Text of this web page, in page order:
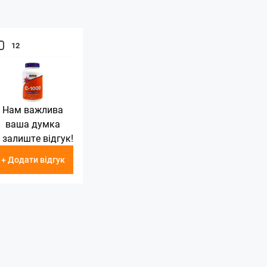
12
Нам важлива
ваша думка
відгук!
+ Додати відгук